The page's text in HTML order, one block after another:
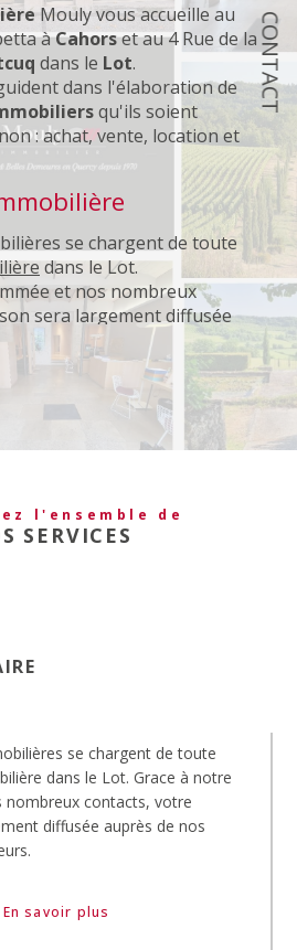
CONTACT
Mouly vous accueille au
àCahorset au 4 Rue de la
dans le Lot.
dans l'élaboration de
qu'ils soient
: achat, vente, location et
se chargent de toute
dans le Lot.
et nos nombreux
sera largement diffusée
acquéreurs.
de lamise en location
de votre maison.
aussi la
acheter
s'occupera pour vous
sa valeur locative, la
en place du locataire jusqu'à
des baux, nos
l'ensemble de
SERVICES
se chargent de toute
dans le Lot. Grace à notre
contacts, votre
diffusée auprès de nos
En savoir plus